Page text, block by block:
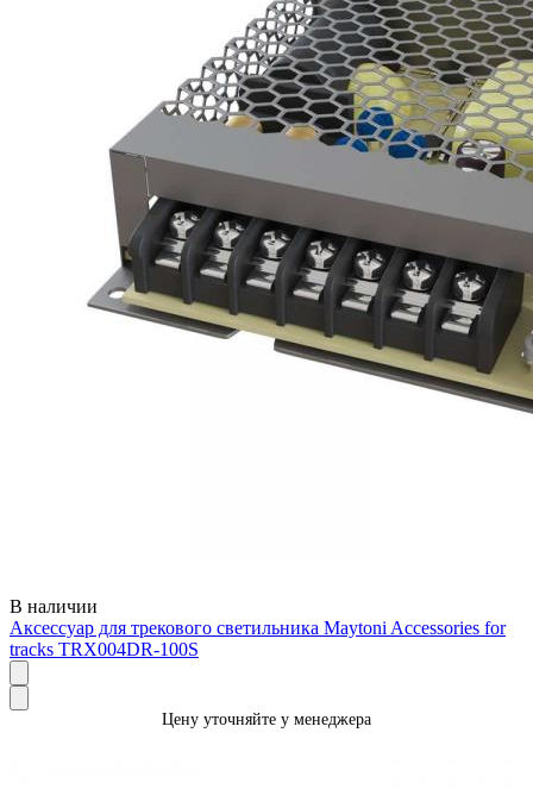
В наличии
Аксессуар для трекового светильника Maytoni Accessories for
tracks TRX004DR-100S
Цену уточняйте у менеджера